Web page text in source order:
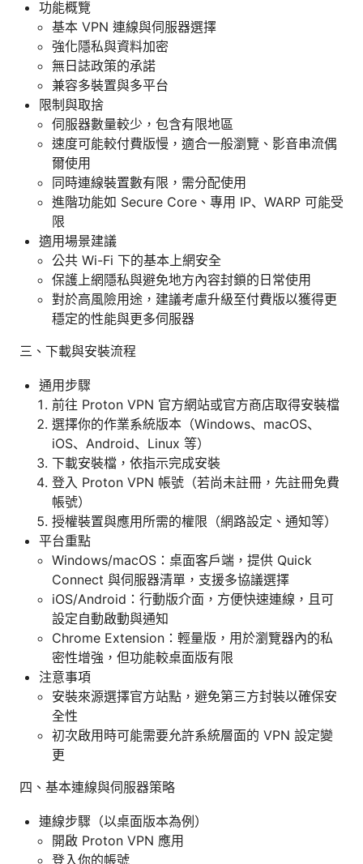
功能概覽
基本 VPN 連線與伺服器選擇
強化隱私與資料加密
無日誌政策的承諾
兼容多裝置與多平台
限制與取捨
伺服器數量較少，包含有限地區
速度可能較付費版慢，適合一般瀏覽、影音串流偶
爾使用
同時連線裝置數有限，需分配使用
進階功能如 Secure Core、專用 IP、WARP 可能受
限
適用場景建議
公共 Wi-Fi 下的基本上網安全
保護上網隱私與避免地方內容封鎖的日常使用
對於高風險用途，建議考慮升級至付費版以獲得更
穩定的性能與更多伺服器
三、下載與安裝流程
通用步驟
前往 Proton VPN 官方網站或官方商店取得安裝檔
選擇你的作業系統版本（Windows、macOS、
iOS、Android、Linux 等）
下載安裝檔，依指示完成安裝
登入 Proton VPN 帳號（若尚未註冊，先註冊免費
帳號）
授權裝置與應用所需的權限（網路設定、通知等）
平台重點
Windows/macOS：桌面客戶端，提供 Quick
Connect 與伺服器清單，支援多協議選擇
iOS/Android：行動版介面，方便快速連線，且可
設定自動啟動與通知
Chrome Extension：輕量版，用於瀏覽器內的私
密性增強，但功能較桌面版有限
注意事項
安裝來源選擇官方站點，避免第三方封裝以確保安
全性
初次啟用時可能需要允許系統層面的 VPN 設定變
更
四、基本連線與伺服器策略
連線步驟（以桌面版本為例）
開啟 Proton VPN 應用
登入你的帳號